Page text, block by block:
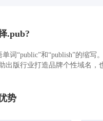
.pub?
单词“public”和“publish”的缩
出版行业打造品牌个性域名，
势